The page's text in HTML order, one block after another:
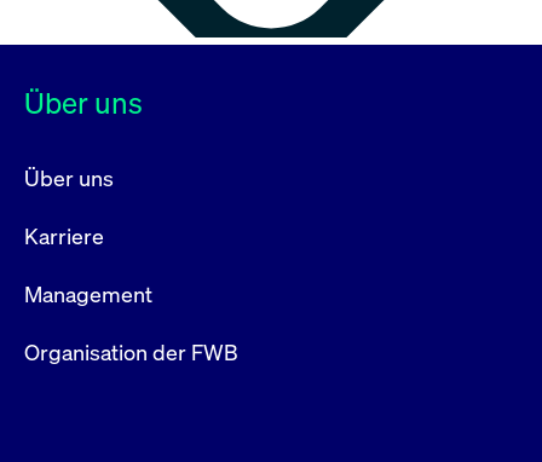
Über uns
Über uns
Karriere
Management
Organisation der FWB